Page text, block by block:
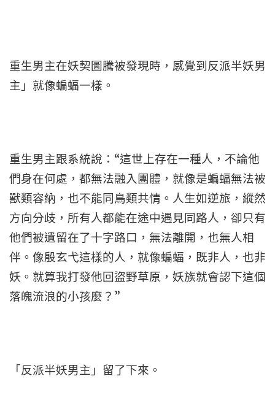
重生男主在妖契圖騰被發現時，感覺到反派半妖男
主」就像蝙蝠一樣。
重生男主跟系統說：“這世上存在一種人，不論他
們身在何處，都無法融入團體，就像是蝙蝠無法被
獸類容納，也不能同鳥類共情。人生如逆旅，縱然
方向分歧，所有人都能在途中遇見同路人，卻只有
他們被遺留在了十字路口，無法離開，也無人相
伴。像殷玄弋這樣的人，就像蝙蝠，既非人，也非
妖。就算我打發他回盜野草原，妖族就會認下這個
落魄流浪的小孩麼？”
「反派半妖男主」留了下來。